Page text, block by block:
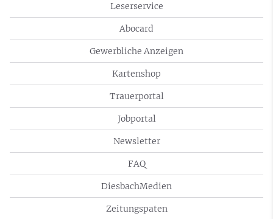
Leserservice
Abocard
Gewerbliche Anzeigen
Kartenshop
Trauerportal
Jobportal
Newsletter
FAQ
DiesbachMedien
Zeitungspaten